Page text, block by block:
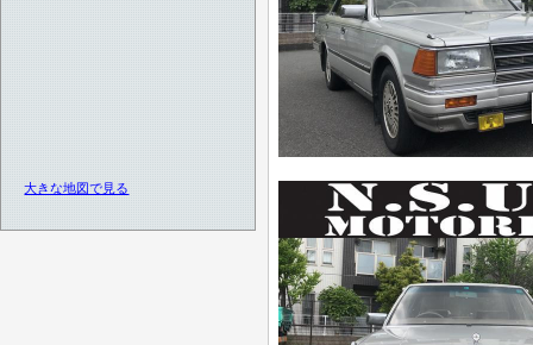
大きな地図で見る